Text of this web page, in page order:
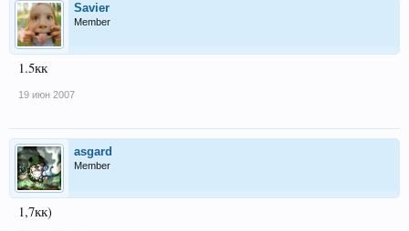
Savier
Member
1.5кк
19 июн 2007
asgard
Member
1,7кк)